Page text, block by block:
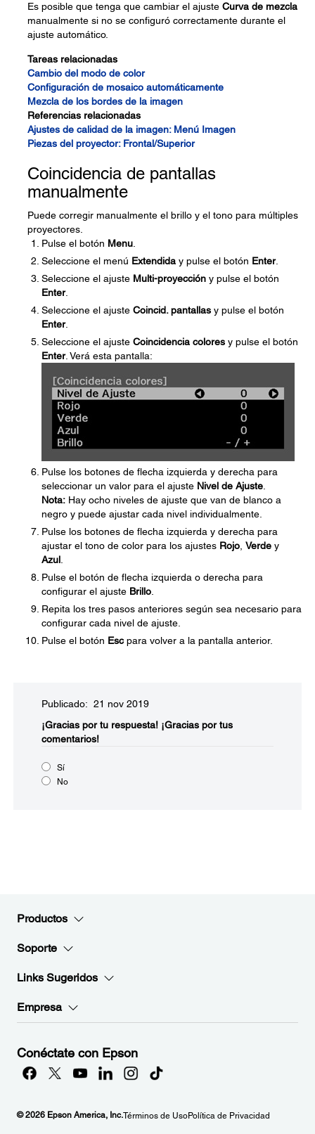
Es posible que tenga que cambiar el ajuste Curva de mezcla
manualmente si no se configuró correctamente durante el
ajuste automático.
Tareas relacionadas
Cambio del modo de color
Configuración de mosaico automáticamente
Mezcla de los bordes de la imagen
Referencias relacionadas
Ajustes de calidad de la imagen: Menú Imagen
Piezas del proyector: Frontal/Superior
Coincidencia de pantallas
manualmente
Puede corregir manualmente el brillo y el tono para múltiples
proyectores.
Pulse el botón Menu
Seleccione el menú Extendida y pulse el botón Enter.
Seleccione el ajuste Multi-proyección y pulse el botón
Enter.
Seleccione el ajuste Coincid. pantallas y pulse el botón
Enter.
Seleccione el ajuste Coincidencia colores y pulse el botón
Enter. Verá esta pantalla:
Pulse los botones de flecha izquierda y derecha para
seleccionar un valor para el ajuste Nivel de Ajuste
Nota: Hay ocho niveles de ajuste que van de blanco a
negro y puede ajustar cada nivel individualmente.
Pulse los botones de flecha izquierda y derecha para
ajustar el tono de color para los ajustes Rojo Verde y
Azul
Pulse el botón de flecha izquierda o derecha para
configurar el ajuste Brillo
Repita los tres pasos anteriores según sea necesario para
configurar cada nivel de ajuste.
Pulse el botón Escpara volver a la pantalla anterior.
Publicado: 21 nov 2019
¡Gracias por tu respuesta! ¡Gracias por tus
comentarios!
Sí
No
Productos
Soporte
Links Sugeridos
Empresa
Conéctate con Epson
© 2026 Epson America, Inc.Términos de UsoPolítica de Privacidad